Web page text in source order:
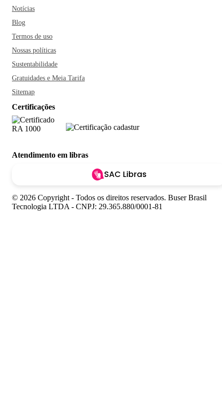
Notícias
Blog
Termos de uso
Nossas políticas
Sustentabilidade
Gratuidades e Meia Tarifa
Sitemap
Certificações
Atendimento em libras
SAC Libras
© 2026 Copyright - Todos os direitos reservados. Buser Brasil
Tecnologia LTDA - CNPJ: 29.365.880/0001-81